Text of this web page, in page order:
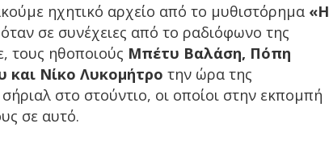
ηχητικό αρχείο από το μυθιστόρημα «Η
σε συνέχειες από το ραδιόφωνο της
τους ηθοποιούς Μπέτυ Βαλάση, Πόπη
και Νίκο Λυκομήτρο την ώρα της
στο στούντιο, οι οποίοι στην εκπομπή
σε αυτό.